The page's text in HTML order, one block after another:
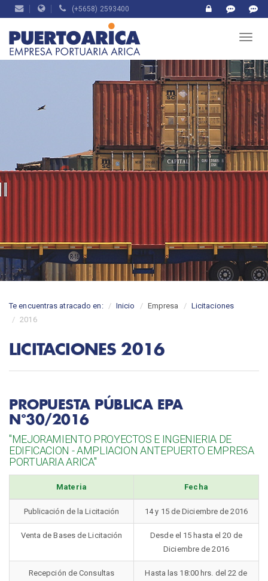
(+5658) 2593400
Te encuentras atracado en: Inicio Empresa
Licitaciones
2016
LICITACIONES 2016
PROPUESTA PÚBLICA EPA
N°30/2016
"MEJORAMIENTO PROYECTOS E INGENIERIA DE
EDIFICACION - AMPLIACION ANTEPUERTO EMPRESA
PORTUARIA ARICA"
Materia Fecha
Publicación de la Licitación 14 y 15 de Diciembre de 2016
Venta de Bases de Licitación
Desde el 15 hasta el 20 de
Diciembre de 2016
Recepción de Consultas
Hasta las 18:00 hrs. del 22 de
INICIO
PUERTO
Conoce el Puerto
Historia
Infraestructura
Cuadros de Distancias
Novedades
Cruceros
SERVICIOS
Tarifas
Marine Traffic
TARIFAS
PÚBLICAS
Manual de Servicios Portuarios
Manual de Operaciones y
Tarifas ZEAP